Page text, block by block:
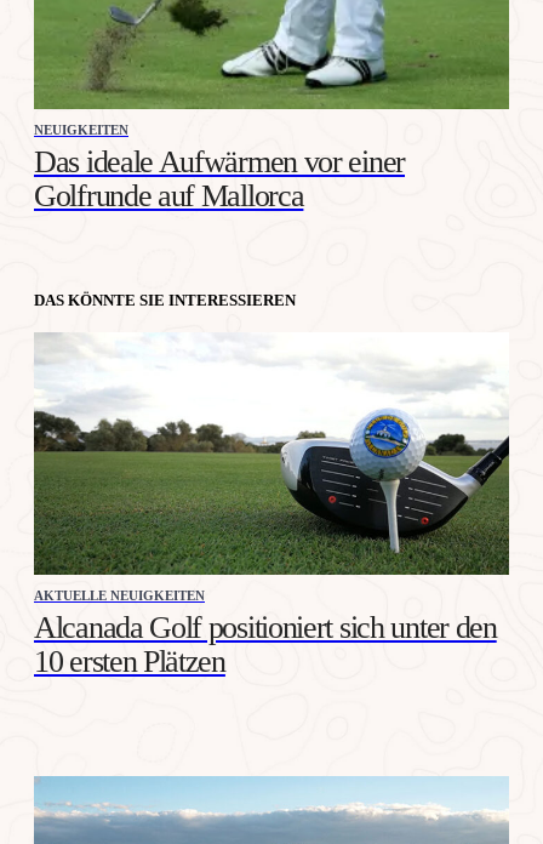
NEUIGKEITEN
Das ideale Aufwärmen vor einer
Golfrunde auf Mallorca
DAS KÖNNTE SIE INTERESSIEREN
AKTUELLE NEUIGKEITEN
Alcanada Golf positioniert sich unter den
10 ersten Plätzen